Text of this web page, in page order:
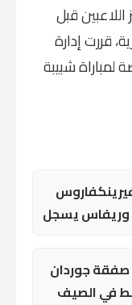
قبل
قررت إدارة
شبيبة
وريفاس يسجل
جوردان
في الصيف